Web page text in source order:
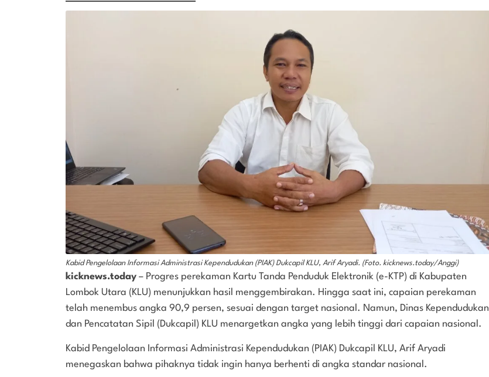
Kabid Pengelolaan Informasi Administrasi Kependudukan (PIAK) Dukcapil KLU, Arif Aryadi. (Foto. kicknews.today/Anggi)
kicknews.today – Progres perekaman Kartu Tanda Penduduk Elektronik (e-KTP) di Kabupaten
Lombok Utara (KLU) menunjukkan hasil menggembirakan. Hingga saat ini, capaian perekaman
telah menembus angka 90,9 persen, sesuai dengan target nasional. Namun, Dinas Kependudukan
dan Pencatatan Sipil (Dukcapil) KLU menargetkan angka yang lebih tinggi dari capaian nasional.
Kabid Pengelolaan Informasi Administrasi Kependudukan (PIAK) Dukcapil KLU, Arif Aryadi
menegaskan bahwa pihaknya tidak ingin hanya berhenti di angka standar nasional.